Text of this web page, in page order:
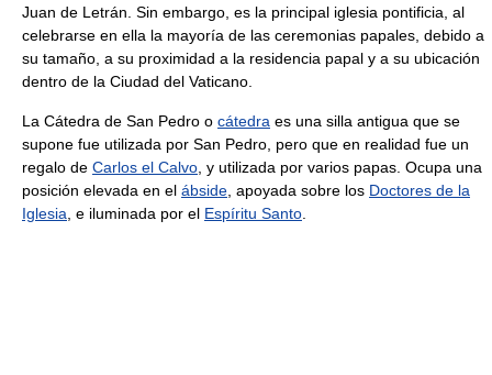
Juan de Letrán. Sin embargo, es la principal iglesia pontificia, al
celebrarse en ella la mayoría de las ceremonias papales, debido a
su tamaño, a su proximidad a la residencia papal y a su ubicación
dentro de la Ciudad del Vaticano.
La Cátedra de San Pedro o cátedra es una silla antigua que se
supone fue utilizada por San Pedro, pero que en realidad fue un
regalo de Carlos el Calvo , y utilizada por varios papas. Ocupa una
posición elevada en el ábside , apoyada sobre los Doctores de la
Iglesia , e iluminada por el Espíritu Santo